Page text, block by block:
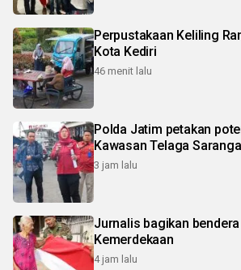
Perpustakaan Keliling
Kota Kediri
46 menit lalu
Polda Jatim petakan
Kawasan Telaga
3 jam lalu
Jurnalis bagikan
Kemerdekaan
4 jam lalu